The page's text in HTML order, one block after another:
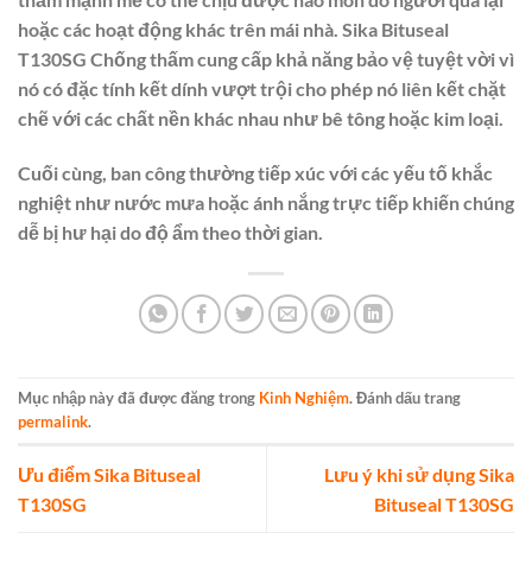
hoặc các hoạt động khác trên mái nhà. Sika Bituseal
T130SG Chống thấm cung cấp khả năng bảo vệ tuyệt vời vì
nó có đặc tính kết dính vượt trội cho phép nó liên kết chặt
chẽ với các chất nền khác nhau như bê tông hoặc kim loại.
Cuối cùng, ban công thường tiếp xúc với các yếu tố khắc
nghiệt như nước mưa hoặc ánh nắng trực tiếp khiến chúng
dễ bị hư hại do độ ẩm theo thời gian.
Mục nhập này đã được đăng trong Kinh Nghiệm. Đánh dấu trang
permalink.
Ưu điểm Sika Bituseal
T130SG
Lưu ý khi sử dụng Sika
Bituseal T130SG